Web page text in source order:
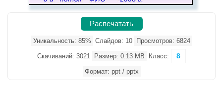
Распечатать
Уникальность: 85% Слайдов: 10 Просмотров: 6824
Скачиваний: 3021 Размер: 0.13 MB Класс: 8
Формат: ppt / pptx